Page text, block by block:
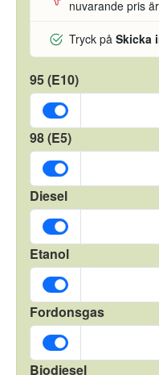
nuvarande pris
Tryck på Skicka
95 (E10)
98 (E5)
Diesel
Etanol
Fordonsgas
Biodiesel